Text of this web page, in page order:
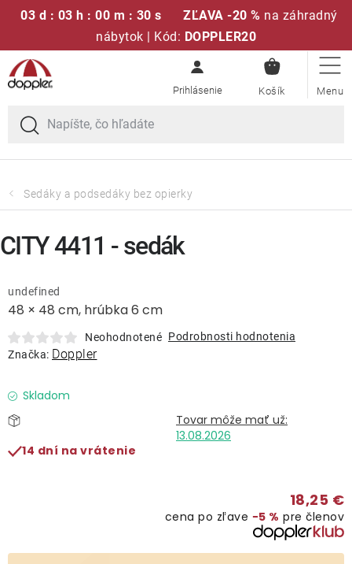
03 d : 03 h : 00 m : 30 s ZĽAVA -20 % na záhradný
nábytok | Kód: DOPPLER20
Prejsť
na
obsah
KOŠÍK
Sedacie súpravy
Slnečníky
Polstre a sedáky
Lavice a hojdačky
Lehátka
Dáždniky
Kolekcia
Sedáky a podsedáky bez opierky
48 × 48 cm, hrúbka 6 cm
undefined
Neohodnotené Podrobnosti hodnotenia
Značka: Doppler
Skladom
13.08.2026
14 dní na vrátenie
18,25 €
cena po zľave −5 % pre členov
CITY 4411 - sedák